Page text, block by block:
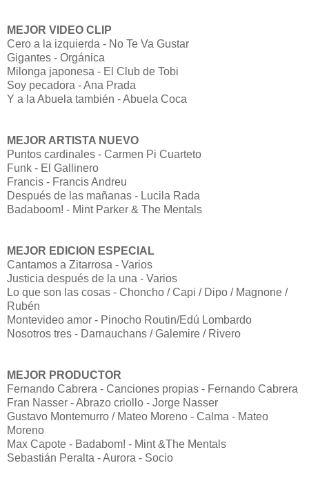
MEJOR VIDEO CLIP
Cero a la izquierda - No Te Va Gustar
Gigantes - Orgánica
Milonga japonesa - El Club de Tobi
Soy pecadora - Ana Prada
Y a la Abuela también - Abuela Coca
MEJOR ARTISTA NUEVO
Puntos cardinales - Carmen Pi Cuarteto
Funk - El Gallinero
Francis - Francis Andreu
Después de las mañanas - Lucila Rada
Badaboom! - Mint Parker & The Mentals
MEJOR EDICION ESPECIAL
Cantamos a Zitarrosa - Varios
Justicia después de la una - Varios
Lo que son las cosas - Choncho / Capi / Dipo / Magnone /
Rubén
Montevideo amor - Pinocho Routin/Edú Lombardo
Nosotros tres - Darnauchans / Galemire / Rivero
MEJOR PRODUCTOR
Fernando Cabrera - Canciones propias - Fernando Cabrera
Fran Nasser - Abrazo criollo - Jorge Nasser
Gustavo Montemurro / Mateo Moreno - Calma - Mateo
Moreno
Max Capote - Badabom! - Mint &The Mentals
Sebastián Peralta - Aurora - Socio